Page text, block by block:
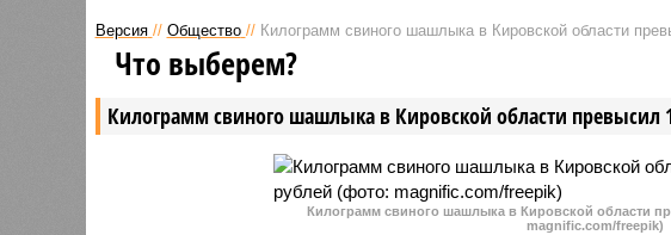
за врачебного долга. В Кирове
сегодня всего 5 бригад скорой
Чепцком районе
выдачи пенсий и пособий.
Версия // Общество // Килограмм свиного шашлыка в Кировской области
Килограмм свиного шашлыка в Кировской области превысил
Что выберем?
Килограмм свиного шашлыка в Кировской области
magnific.com/freepik)